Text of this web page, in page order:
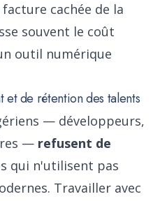
cachée de la
souvent le coût
outil numérique
de rétention des talents
— développeurs,
— refusent de
qui n'utilisent pas
Travailler avec